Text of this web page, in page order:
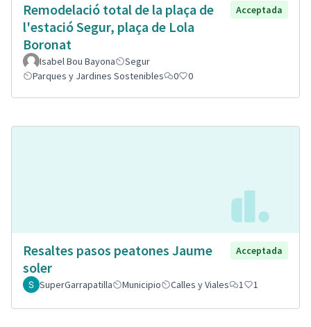
Remodelació total de la plaça de
l'estació Segur, plaça de Lola
Boronat
Acceptada
Isabel Bou Bayona
Segur
Parques y Jardines Sostenibles
0 0
Resaltes pasos peatones Jaume
soler
Acceptada
SuperGarrapatilla Municipio Calles y Viales 1 1